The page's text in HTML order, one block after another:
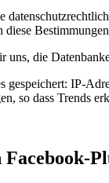
die
IP-
so dass Trends